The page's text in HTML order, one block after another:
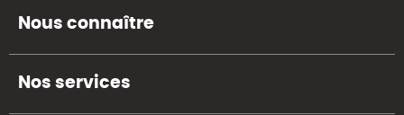
Nous connaître
Nos services